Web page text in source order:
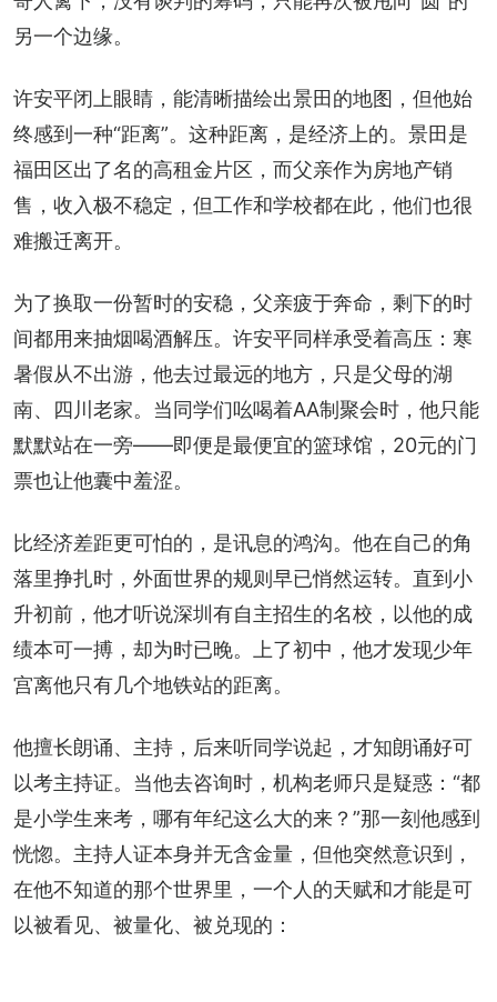
另一个边缘。
许安平闭上眼睛，能清晰描绘出景田的地图，但他始
终感到一种“距离”。这种距离，是经济上的。景田是
福田区出了名的高租金片区，而父亲作为房地产销
售，收入极不稳定，但工作和学校都在此，他们也很
难搬迁离开。
为了换取一份暂时的安稳，父亲疲于奔命，剩下的时
间都用来抽烟喝酒解压。许安平同样承受着高压：寒
暑假从不出游，他去过最远的地方，只是父母的湖
南、四川老家。当同学们吆喝着AA制聚会时，他只能
默默站在一旁——即便是最便宜的篮球馆，20元的门
票也让他囊中羞涩。
比经济差距更可怕的，是讯息的鸿沟。他在自己的角
落里挣扎时，外面世界的规则早已悄然运转。直到小
升初前，他才听说深圳有自主招生的名校，以他的成
绩本可一搏，却为时已晚。上了初中，他才发现少年
宫离他只有几个地铁站的距离。
他擅长朗诵、主持，后来听同学说起，才知朗诵好可
以考主持证。当他去咨询时，机构老师只是疑惑：“都
是小学生来考，哪有年纪这么大的来？”那一刻他感到
恍惚。主持人证本身并无含金量，但他突然意识到，
在他不知道的那个世界里，一个人的天赋和才能是可
以被看见、被量化、被兑现的：